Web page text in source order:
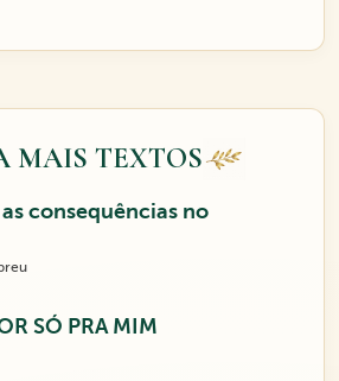
MAIS TEXTOS
consequências no
SÓ PRA MIM